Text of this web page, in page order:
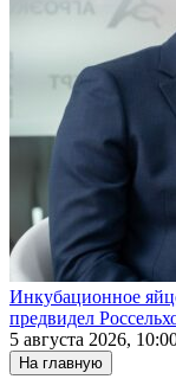
Инкубационное
предвидел
5 августа 2026,
На главную